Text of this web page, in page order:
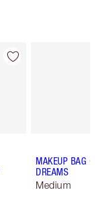
MAKEUP BAG
DREAMS
Medium